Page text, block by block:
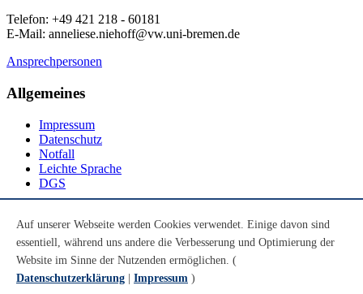
Telefon: +49 421 218 - 60181
E-Mail: anneliese.niehoff@vw.uni-bremen.de
Ansprechpersonen
Allgemeines
Impressum
Datenschutz
Notfall
Leichte Sprache
DGS
Youtube
Instagram
LinkedIn
Auf unserer Webseite werden Cookies verwendet. Einige davon sind
essentiell, während uns andere die Verbesserung und Optimierung der
Website im Sinne der Nutzenden ermöglichen. (
Datenschutzerklärung
Impressum )